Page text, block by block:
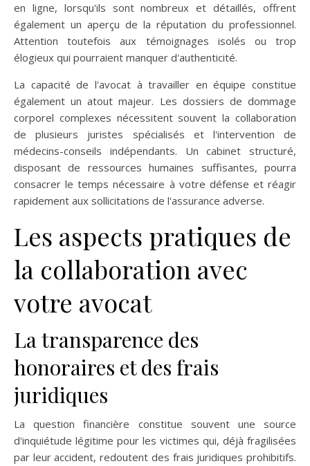
en ligne, lorsqu'ils sont nombreux et détaillés, offrent
également un aperçu de la réputation du professionnel.
Attention toutefois aux témoignages isolés ou trop
élogieux qui pourraient manquer d'authenticité.
La capacité de l'avocat à travailler en équipe constitue
également un atout majeur. Les dossiers de dommage
corporel complexes nécessitent souvent la collaboration
de plusieurs juristes spécialisés et l'intervention de
médecins-conseils indépendants. Un cabinet structuré,
disposant de ressources humaines suffisantes, pourra
consacrer le temps nécessaire à votre défense et réagir
rapidement aux sollicitations de l'assurance adverse.
Les aspects pratiques de
la collaboration avec
votre avocat
La transparence des
honoraires et des frais
juridiques
La question financière constitue souvent une source
d'inquiétude légitime pour les victimes qui, déjà fragilisées
par leur accident, redoutent des frais juridiques prohibitifs.